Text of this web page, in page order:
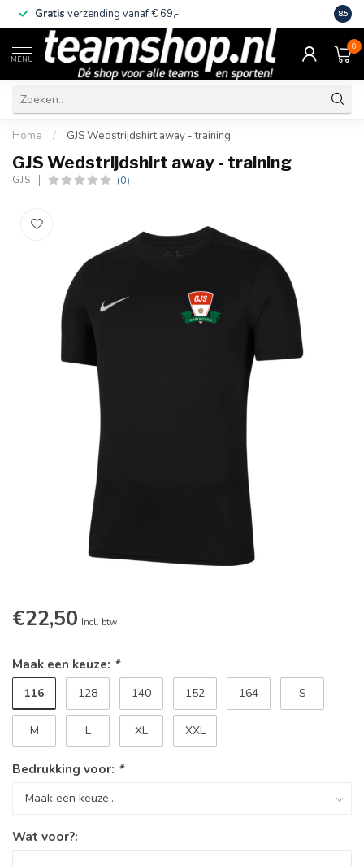
Gratis verzending vanaf € 69,- Eigen
8.5
MENU
0
Home / GJS Wedstrijdshirt away - training
GJS Wedstrijdshirt away - training
GJS (0)
€22,50 Incl. btw
Maak een keuze: *
116 128 140 152 164 S
M L XL XXL
Bedrukking voor: *
Wat voor?: